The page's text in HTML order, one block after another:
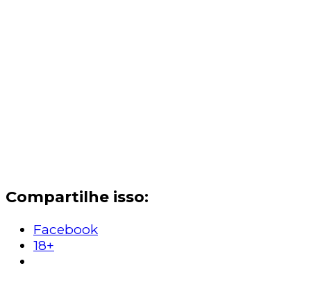
Compartilhe isso:
Facebook
18+